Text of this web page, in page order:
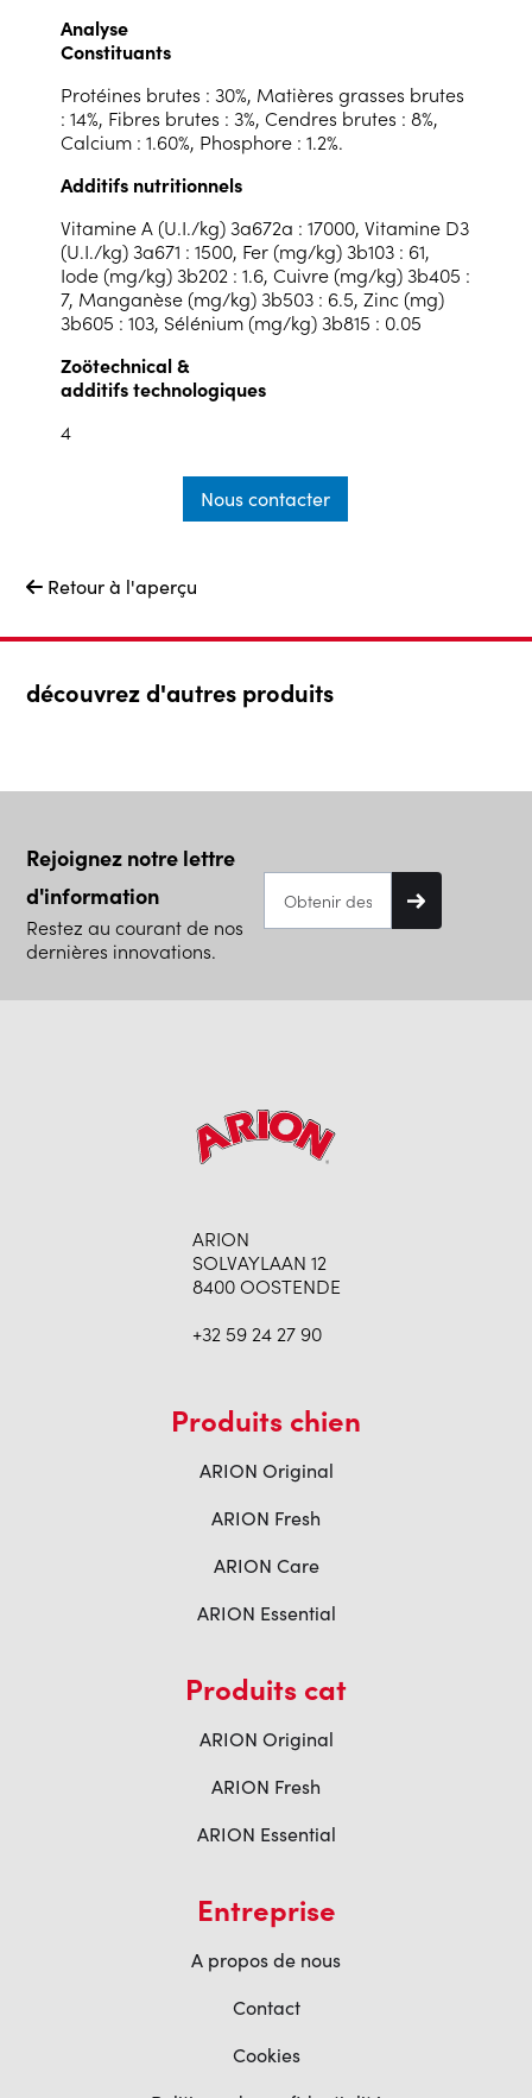
Analyse
Constituants
Protéines brutes : 30%, Matières grasses brutes
: 14%, Fibres brutes : 3%, Cendres brutes : 8%,
Calcium : 1.60%, Phosphore : 1.2%.
Additifs nutritionnels
Vitamine A (U.I./kg) 3a672a : 17000, Vitamine D3
(U.I./kg) 3a671 : 1500, Fer (mg/kg) 3b103 : 61,
Iode (mg/kg) 3b202 : 1.6, Cuivre (mg/kg) 3b405 :
7, Manganèse (mg/kg) 3b503 : 6.5, Zinc (mg)
3b605 : 103, Sélénium (mg/kg) 3b815 : 0.05
Zoötechnical &
additifs technologiques
4
Nous contacter
 Retour à l'aperçu
découvrez d'autres produits
Rejoignez notre lettre
d'information
Restez au courant de nos
dernières innovations.
ARION
SOLVAYLAAN 12
8400 OOSTENDE
+32 59 24 27 90
Produits chien
ARION Original
ARION Fresh
ARION Care
ARION Essential
Produits cat
ARION Original
ARION Fresh
ARION Essential
Entreprise
A propos de nous
Contact
Cookies